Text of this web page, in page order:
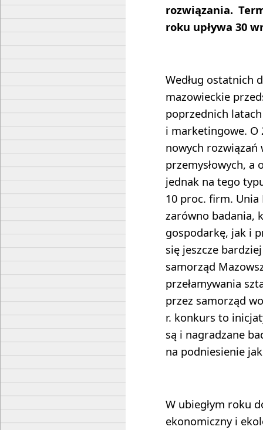
rozwiązania.
roku upływa 30
Według ostatnich
mazowieckie
poprzednich
i marketingowe. O
nowych
przemysłowych, a
jednak na tego
10 proc. firm.
zarówno badania,
gospodarkę, jak i
się jeszcze
samorząd
przełamywania
przez samorząd
r. konkurs to
są i nagradzane
na podniesienie
W ubiegłym roku
ekonomiczny i